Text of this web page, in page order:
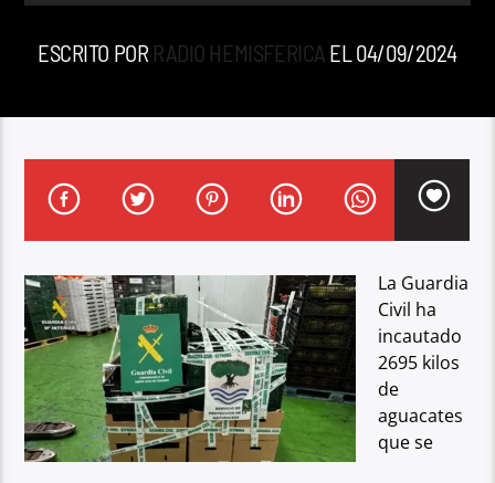
ESCRITO POR RADIO HEMISFERICA EL 04/09/2024
La Guardia
Civil ha
incautado
2695 kilos
de
aguacates
que se